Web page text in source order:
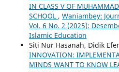
IN CLASS V OF
SCHOOL , Waniambey:
Vol. 6 No. 2 (2025):
Islamic Education
Siti Nur Hasanah, Didik
INNOVATION:
MINDS WANT TO KNOW